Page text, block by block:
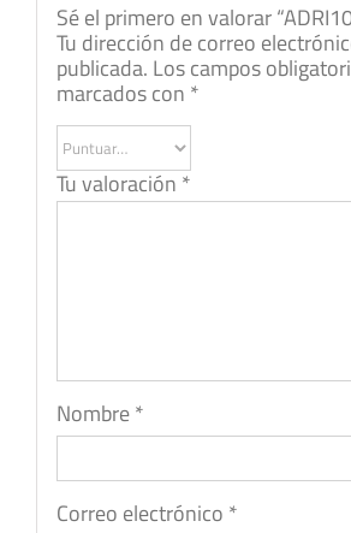
Sé el primero en valorar
Tu dirección de correo
publicada. Los campos
marcados con *
Tu valoración *
Nombre*
Correo electrónico *